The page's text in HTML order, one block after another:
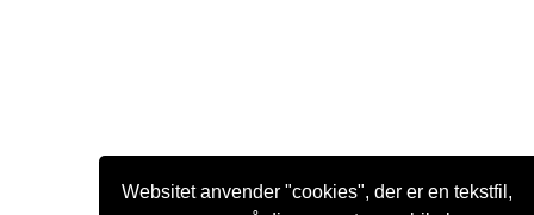
Websitet anvender "cookies", der er en tekstfil,